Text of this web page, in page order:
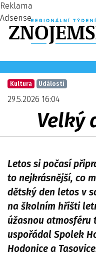
Reklama
Adsense
Kultura Události
29.5.2026 16:04
Velký
Letos si počasí
to nejkrásnější, co
dětský den letos v
na školním hřišti
úžasnou atmosféru
uspořádal Spolek
Hodonice a